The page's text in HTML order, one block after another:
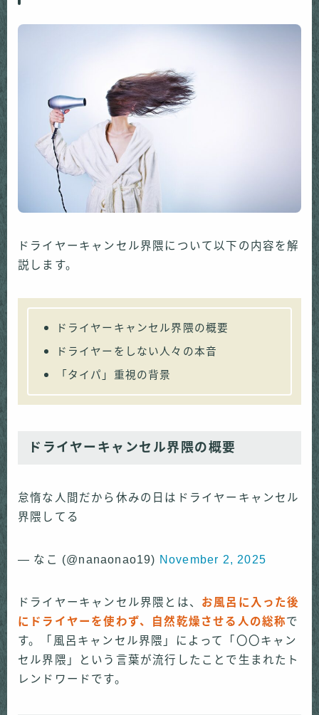
ドライヤーキャンセル界隈について以下の内容を解
説します。
ドライヤーキャンセル界隈の概要
ドライヤーをしない人々の本音
「タイパ」重視の背景
ドライヤーキャンセル界隈の概要
怠惰な人間だから休みの日はドライヤーキャンセル
界隈してる
— なこ (@nanaonao19) November 2, 2025
ドライヤーキャンセル界隈とは、 お風呂に入った後
にドライヤーを使わず、自然乾燥させる人の総称で
す。「風呂キャンセル界隈」によって「〇〇キャン
セル界隈」という言葉が流行したことで生まれたト
レンドワードです。